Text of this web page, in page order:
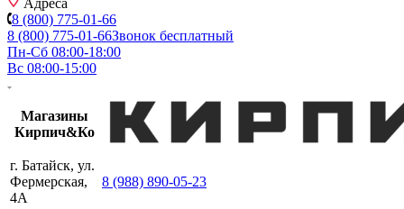
Адреса
8 (800) 775-01-66
8 (800) 775-01-66Звонок бесплатный
Пн-Сб 08:00-18:00
Вс 08:00-15:00
Магазины
Кирпич&Ко
г. Батайск, ул.
Фермерская,
4А
8 (988) 890-05-23